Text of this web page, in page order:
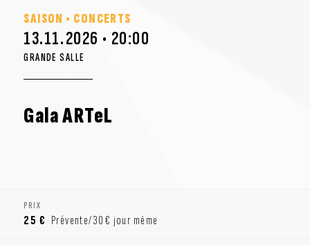
SAISON • CONCERTS
13.11.2026 • 20:00
GRANDE SALLE
Gala ARTeL
PRIX
25 € Prévente/30€ jour même